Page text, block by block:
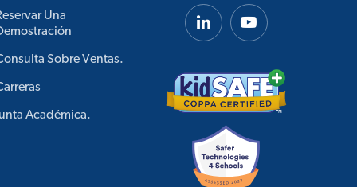
Una
Sobre Ventas.
Junta Académica.